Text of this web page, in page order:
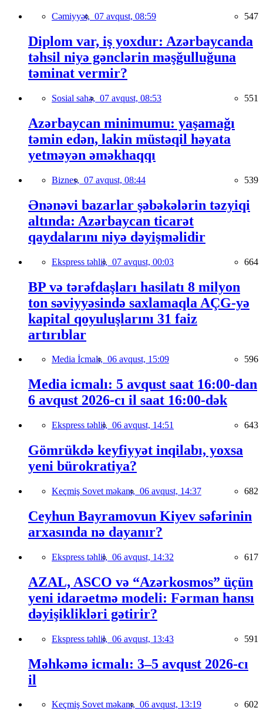
Cəmiyyət, 07 avqust, 08:59 547
Diplom var, iş yoxdur: Azərbaycanda
təhsil niyə gənclərin məşğulluğuna
təminat vermir?
Sosial sahə, 07 avqust, 08:53 551
Azərbaycan minimumu: yaşamağı
təmin edən, lakin müstəqil həyata
yetməyən əməkhaqqı
Biznes, 07 avqust, 08:44 539
Ənənəvi bazarlar şəbəkələrin təzyiqi
altında: Azərbaycan ticarət
qaydalarını niyə dəyişməlidir
Ekspress təhlil, 07 avqust, 00:03 664
BP və tərəfdaşları hasilatı 8 milyon
ton səviyyəsində saxlamaqla AÇG-yə
kapital qoyuluşlarını 31 faiz
artırıblar
Media İcmalı, 06 avqust, 15:09 596
Media icmalı: 5 avqust saat 16:00-dan
6 avqust 2026-cı il saat 16:00-dək
Ekspress təhlil, 06 avqust, 14:51 643
Gömrükdə keyfiyyət inqilabı, yoxsa
yeni bürokratiya?
Keçmiş Sovet məkanı, 06 avqust, 14:37 682
Ceyhun Bayramovun Kiyev səfərinin
arxasında nə dayanır?
Ekspress təhlil, 06 avqust, 14:32 617
AZAL, ASCO və “Azərkosmos” üçün
yeni idarəetmə modeli: Fərman hansı
dəyişiklikləri gətirir?
Ekspress təhlil, 06 avqust, 13:43 591
Məhkəmə icmalı: 3–5 avqust 2026-cı
il
Keçmiş Sovet məkanı, 06 avqust, 13:19 602